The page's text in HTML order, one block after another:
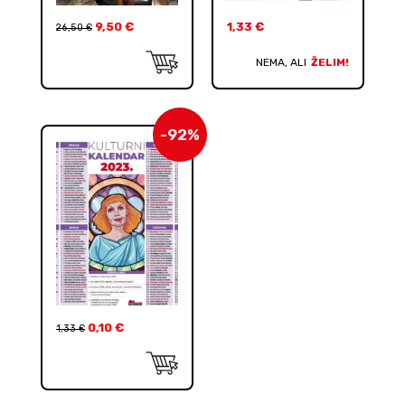
26,50€ 9,50 € 1,33 €
NEMA, ALI ŽELIM!
-92%
1,33€ 0,10 €